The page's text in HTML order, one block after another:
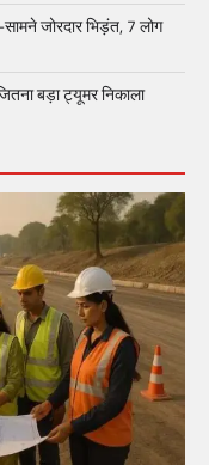
जोरदार भिड़ंत, 7 लोग
बड़ा ट्यूमर निकाला